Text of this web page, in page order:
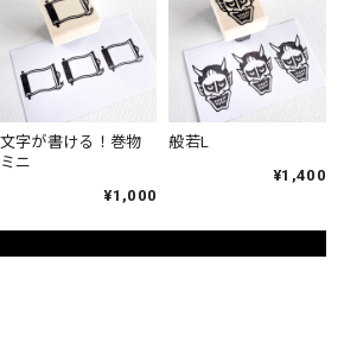
文字が書ける！巻物
ミニ
¥1,000
般若L
¥1,400